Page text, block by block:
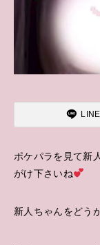
LINE
ポケパラを見て新
がけ下さいね
新人ちゃんをどう